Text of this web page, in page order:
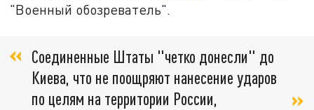
"Военный обозреватель".
Соединенные Штаты "четко донесли" до
Киева, что не поощряют нанесение ударов
по целям на территории России,